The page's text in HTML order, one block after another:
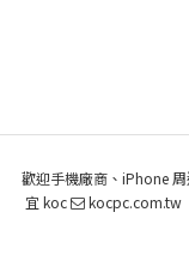
歡迎手機廠商、iPhone
宜 koc
kocpc.com.tw